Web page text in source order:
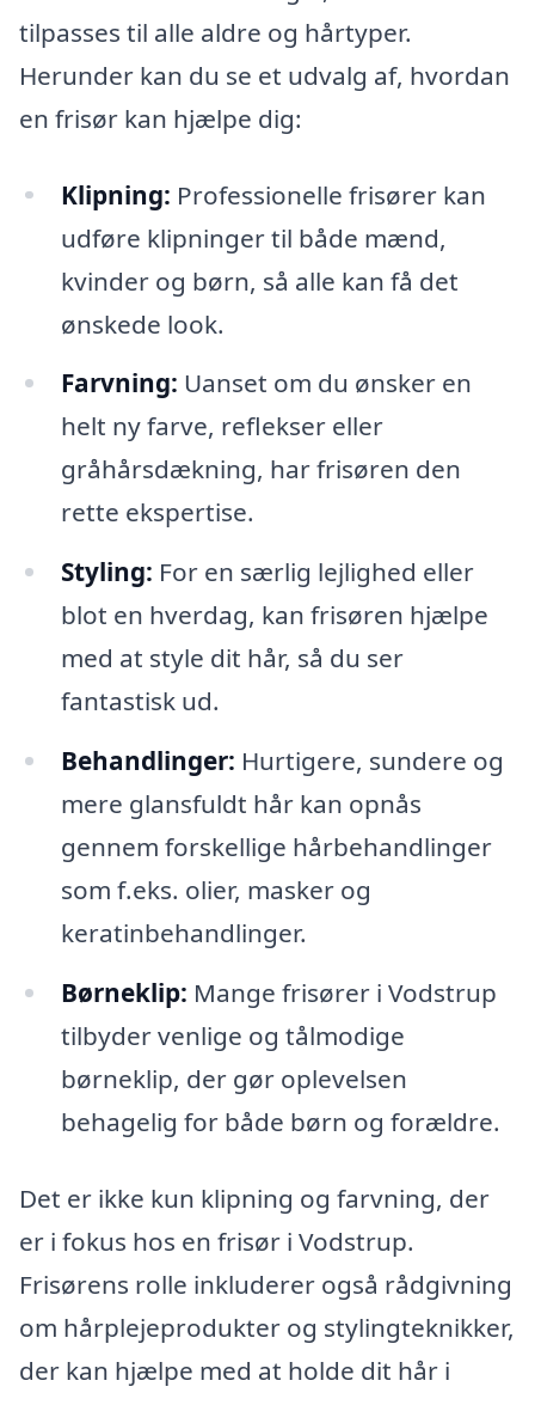
tilpasses til alle aldre og hårtyper.
Herunder kan du se et udvalg af, hvordan
en frisør kan hjælpe dig:
Klipning: Professionelle frisører kan
udføre klipninger til både mænd,
kvinder og børn, så alle kan få det
ønskede look.
Farvning: Uanset om du ønsker en
helt ny farve, reflekser eller
gråhårsdækning, har frisøren den
rette ekspertise.
Styling: For en særlig lejlighed eller
blot en hverdag, kan frisøren hjælpe
med at style dit hår, så du ser
fantastisk ud.
Behandlinger: Hurtigere, sundere og
mere glansfuldt hår kan opnås
gennem forskellige hårbehandlinger
som f.eks. olier, masker og
keratinbehandlinger.
Børneklip: Mange frisører i Vodstrup
tilbyder venlige og tålmodige
børneklip, der gør oplevelsen
behagelig for både børn og forældre.
Det er ikke kun klipning og farvning, der
er i fokus hos en frisør i Vodstrup.
Frisørens rolle inkluderer også rådgivning
om hårplejeprodukter og stylingteknikker,
der kan hjælpe med at holde dit hår i